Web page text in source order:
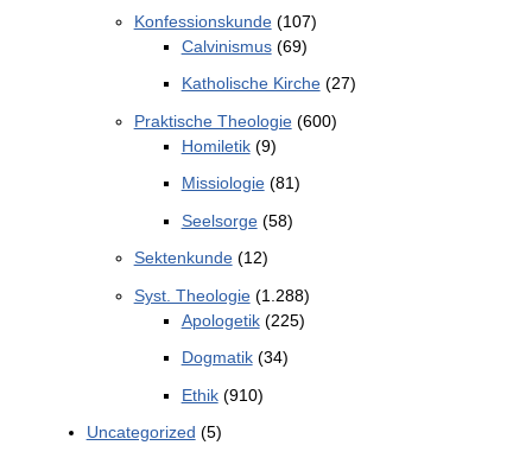
Konfessionskunde(107)
Calvinismus(69)
Katholische Kirche(27)
Praktische Theologie(600)
Homiletik(9)
Missiologie(81)
Seelsorge(58)
Sektenkunde(12)
Syst. Theologie(1.288)
Apologetik(225)
Dogmatik(34)
Ethik(910)
Uncategorized (5)